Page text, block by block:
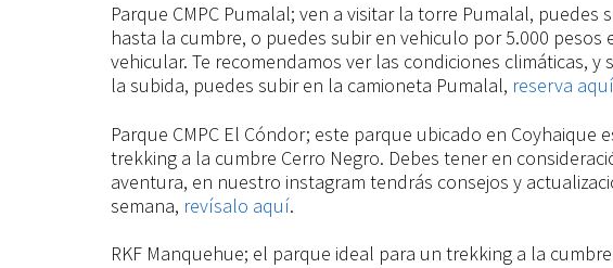
Parque CMPC Pumalal; ven a visitar la torre Pumalal,
hasta la cumbre, o puedes subir en vehiculo por 5.000
vehicular. Te recomendamos ver las condiciones climáticas,
la subida, puedes subir en la camioneta Pumalal, reserva
Parque CMPC El Cóndor; este parque ubicado en Coyhaique
trekking a la cumbre Cerro Negro. Debes tener en
aventura, en nuestro instagram tendrás consejos y
semana, revísalo aquí.
RKF Manquehue; el parque ideal para un trekking a la